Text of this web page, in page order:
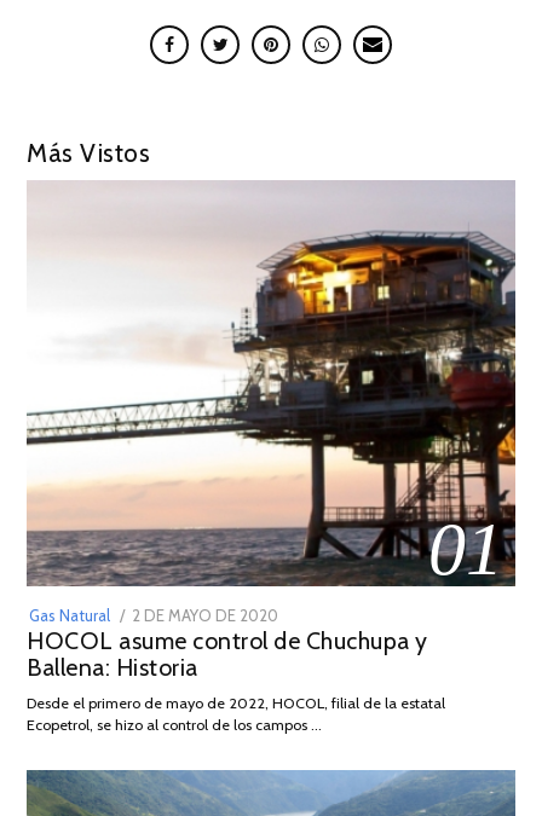
Más Vistos
01
Gas Natural
POSTED
ON
2 DE MAYO DE 2020
DE
2026
HOCOL asume control de Chuchupa y
Ballena: Historia
Desde el primero de mayo de 2022, HOCOL, filial de la estatal
Ecopetrol, se hizo al control de los campos …